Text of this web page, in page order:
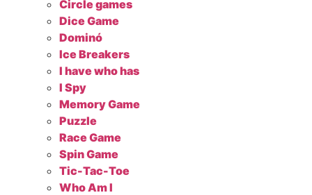
Circle games
Dice Game
Dominó
Ice Breakers
I have who has
I Spy
Memory Game
Puzzle
Race Game
Spin Game
Tic-Tac-Toe
Who Am I